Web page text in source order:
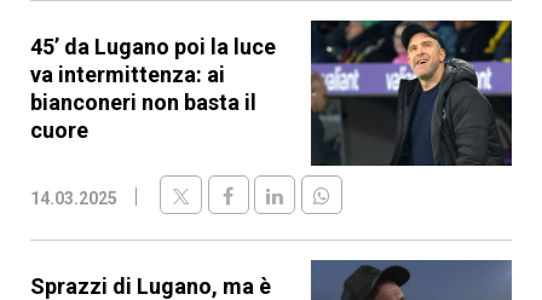
45’ da Lugano poi la luce
va intermittenza: ai
bianconeri non basta il
cuore
14.03.2025
Sprazzi di Lugano, ma è